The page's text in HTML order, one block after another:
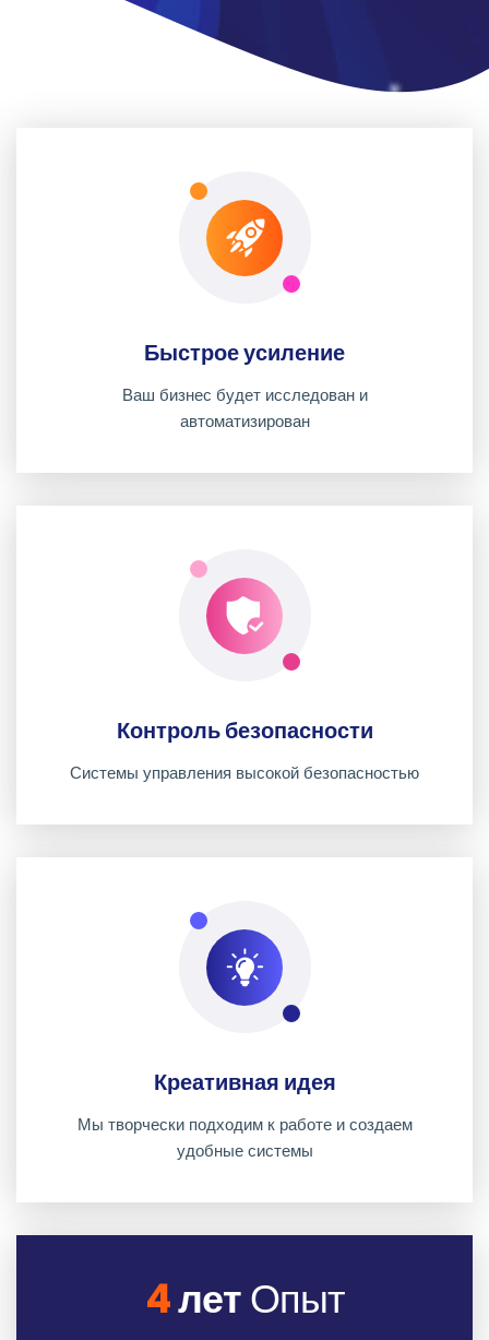
Быстрое усиление
Ваш бизнес будет исследован и
автоматизирован
Контроль безопасности
Системы управления высокой безопасностью
Креативная идея
Мы творчески подходим к работе и создаем
удобные системы
4летОпыт